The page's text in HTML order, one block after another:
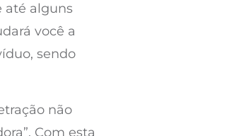
até alguns
você a
sendo
não
Com esta